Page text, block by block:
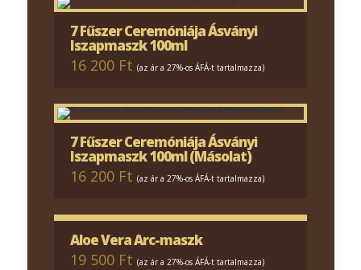
7 Fűszer Ceremóniája Ásványi
Iszapmaszk 100ml
16 200 Ft (az ár a 27%-os ÁFÁ-t tartalmazza)
7 Fűszer Ceremóniája Ásványi
Iszapmaszk 100ml (Másolat)
16 200 Ft (az ár a 27%-os ÁFÁ-t tartalmazza)
Aloe Vera Arc-maszk
19 500 Ft (az ár a 27%-os ÁFÁ-t tartalmazza)